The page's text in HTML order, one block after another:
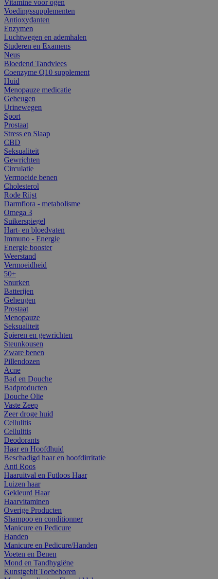
Vitamine voor ogen
Voedingssupplementen
Antioxydanten
Enzymen
Luchtwegen en ademhalen
Studeren en Examens
Neus
Bloedend Tandvlees
Coenzyme Q10 supplement
Huid
Menopauze medicatie
Geheugen
Urinewegen
Sport
Prostaat
Stress en Slaap
CBD
Seksualiteit
Gewrichten
Circulatie
Vermoeide benen
Cholesterol
Rode Rijst
Darmflora - metabolisme
Omega 3
Suikerspiegel
Hart- en bloedvaten
Immuno - Energie
Energie booster
Weerstand
Vermoeidheid
50+
Snurken
Batterijen
Geheugen
Prostaat
Menopauze
Seksualiteit
Spieren en gewrichten
Steunkousen
Zware benen
Pillendozen
Acne
Bad en Douche
Badproducten
Douche Olie
Vaste Zeep
Zeer droge huid
Cellulitis
Cellulitis
Deodorants
Haar en Hoofdhuid
Beschadigd haar en hoofdirritatie
Anti Roos
Haaruitval en Futloos Haar
Luizen haar
Gekleurd Haar
Haarvitaminen
Overige Producten
Shampoo en conditionner
Manicure en Pedicure
Handen
Manicure en Pedicure/Handen
Voeten en Benen
Mond en Tandhygiëne
Kunstgebit Toebehoren